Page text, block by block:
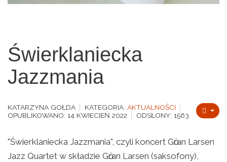
Świerklaniecka
Jazzmania
KATARZYNA GOŁDA KATEGORIA: AKTUALNOŚCI
OPUBLIKOWANO: 14 KWIECIEŃ 2022
ODSŁONY: 1563
"Świerklaniecka Jazzmania", czyli koncert Gӧran Larsen
Jazz Quartet w składzie Gӧran Larsen (saksofony),